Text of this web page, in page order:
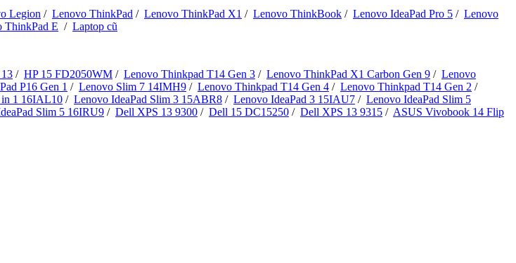
Legion / Lenovo ThinkPad / Lenovo ThinkPad X1 / Lenovo ThinkBook / Lenovo IdeaPad Pro 5 / Lenovo
ThinkPad E / Laptop cũ
/ HP 15 FD2050WM / Lenovo Thinkpad T14 Gen 3 / Lenovo ThinkPad X1 Carbon Gen 9 / Lenovo
P16 Gen 1 / Lenovo Slim 7 14IMH9 / Lenovo Thinkpad T14 Gen 4 / Lenovo Thinkpad T14 Gen 2 /
in 1 16IAL10 / Lenovo IdeaPad Slim 3 15ABR8 / Lenovo IdeaPad 3 15IAU7 / Lenovo IdeaPad Slim 5
Slim 5 16IRU9 / Dell XPS 13 9300 / Dell 15 DC15250 / Dell XPS 13 9315 / ASUS Vivobook 14 Flip